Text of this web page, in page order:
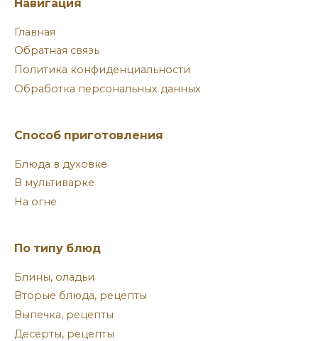
Навигация
Главная
Обратная связь
Политика конфиденциальности
Обработка персональных данных
Способ приготовления
Блюда в духовке
В мультиварке
На огне
По типу блюд
Блины, оладьи
Вторые блюда, рецепты
Выпечка, рецепты
Десерты, рецепты